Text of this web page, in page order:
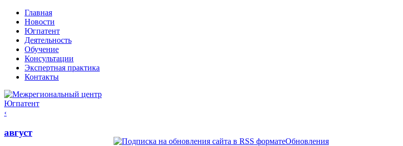
Главная
Новости
Югпатент
Деятельность
Обучение
Консультации
Экспертная практика
Контакты
‹
август
Обновления